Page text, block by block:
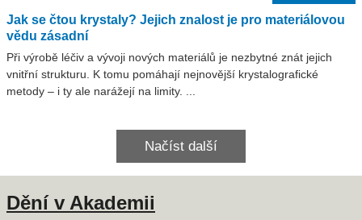
Jak se čtou krystaly? Jejich znalost je pro materiálovou
vědu zásadní
Při výrobě léčiv a vývoji nových materiálů je nezbytné znát jejich
vnitřní strukturu. K tomu pomáhají nejnovější krystalografické
metody – i ty ale narážejí na limity. ...
Načíst další
Dění v Akademii